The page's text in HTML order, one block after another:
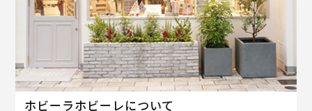
ホビーラホビーレについて